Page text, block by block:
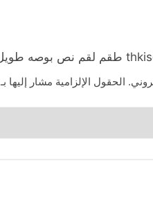
الحقول الإلزامية مشار إليها بـ